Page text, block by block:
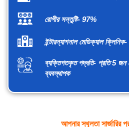
রোগীর সন্তুষ্টি- 97%
ইন্টারন্যাশনাল মেডিক্যাল
ব্যক্তিগতকৃত পদ্ধতি- প্রতি 5 জন
ব্যবস্থাপক
আপনার স্থূলতা সার্জারির